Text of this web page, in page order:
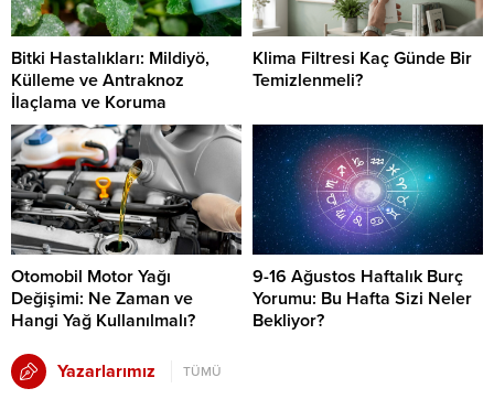
Bitki Hastalıkları: Mildiyö,
Külleme ve Antraknoz
İlaçlama ve Koruma
Klima Filtresi Kaç Günde Bir
Temizlenmeli?
Otomobil Motor Yağı
Değişimi: Ne Zaman ve
Hangi Yağ Kullanılmalı?
9-16 Ağustos Haftalık Burç
Yorumu: Bu Hafta Sizi Neler
Bekliyor?
Yazarlarımız TÜMÜ